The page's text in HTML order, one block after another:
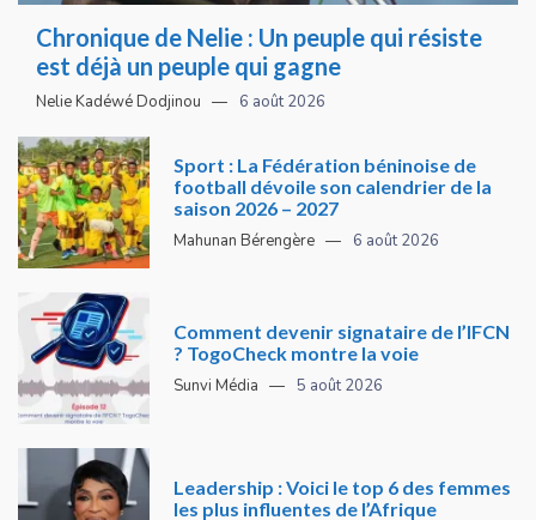
Chronique de Nelie : Un peuple qui résiste
est déjà un peuple qui gagne
Nelie Kadéwé Dodjinou 6 août 2026
Sport : La Fédération béninoise de
football dévoile son calendrier de la
saison 2026 – 2027
Mahunan Bérengère 6 août 2026
Comment devenir signataire de l’IFCN
? TogoCheck montre la voie
Sunvi Média 5 août 2026
Leadership : Voici le top 6 des femmes
les plus influentes de l’Afrique